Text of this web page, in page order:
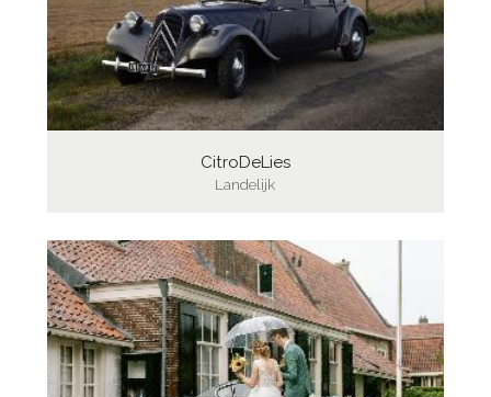
CitroDeLies
Landelijk